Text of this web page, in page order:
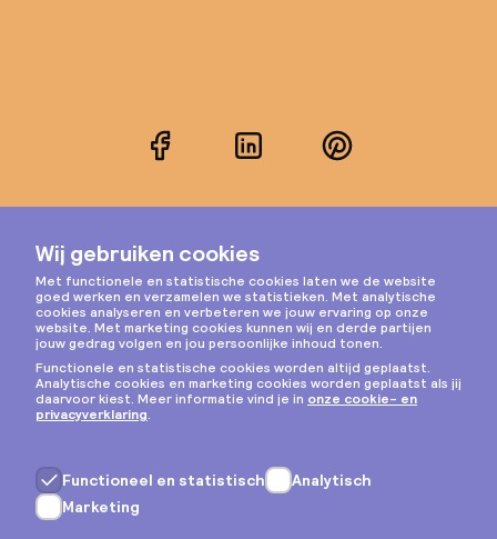
FacebookLinkedInPinterest
Instagram
Privacy & cookies
Algemene voorwaarden